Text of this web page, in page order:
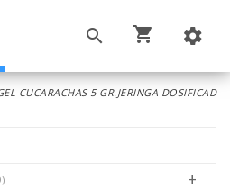
CUCARACHAS 5 GR.JERINGA DOSIFICAD